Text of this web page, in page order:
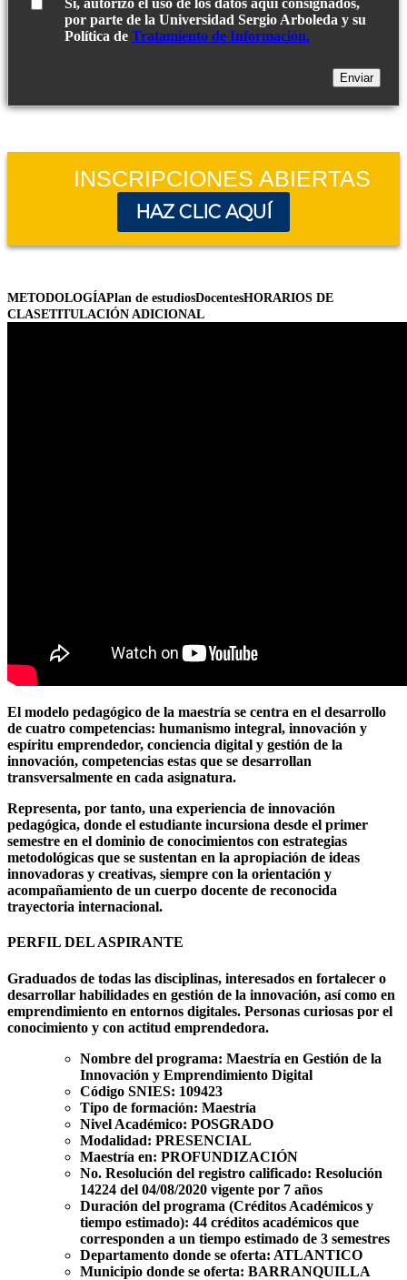
Sí, autorizo el uso de los datos aquí consignados,
por parte de la Universidad Sergio Arboleda y su
Política deTratamiento de Información.
INSCRIPCIONES ABIERTAS
HAZ CLIC AQUÍ
METODOLOGÍAPlan de estudiosDocentesHORARIOS DE
CLASETITULACIÓN ADICIONAL
El modelo pedagógico de la maestría se centra en el desarrollo
de cuatro competencias: humanismo integral, innovación y
espíritu emprendedor, conciencia digital y gestión de la
innovación, competencias estas que se desarrollan
transversalmente en cada asignatura.
Representa, por tanto, una experiencia de innovación
pedagógica, donde el estudiante incursiona desde el primer
semestre en el dominio de conocimientos con estrategias
metodológicas que se sustentan en la apropiación de ideas
innovadoras y creativas, siempre con la orientación y
acompañamiento de un cuerpo docente de reconocida
trayectoria internacional.
PERFIL DEL ASPIRANTE
Graduados de todas las disciplinas, interesados en fortalecer o
desarrollar habilidades en gestión de la innovación, así como en
emprendimiento en entornos digitales. Personas curiosas por el
conocimiento y con actitud emprendedora.
Nombre del programa: Maestría en Gestión de la
Innovación y Emprendimiento Digital
Código SNIES: 109423
Tipo de formación: Maestría
Nivel Académico: POSGRADO
Modalidad: PRESENCIAL
Maestría en: PROFUNDIZACIÓN
No. Resolución del registro calificado: Resolución
14224 del 04/08/2020 vigente por 7 años
Duración del programa (Créditos Académicos y
tiempo estimado): 44 créditos académicos que
corresponden a un tiempo estimado de 3 semestres
Departamento donde se oferta: ATLANTICO
Municipio donde se oferta: BARRANQUILLA